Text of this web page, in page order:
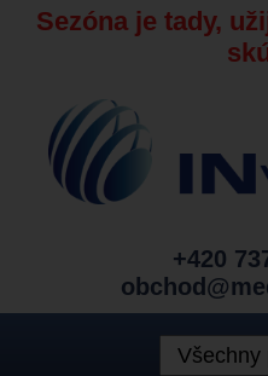
Sezóna je tady,
+420